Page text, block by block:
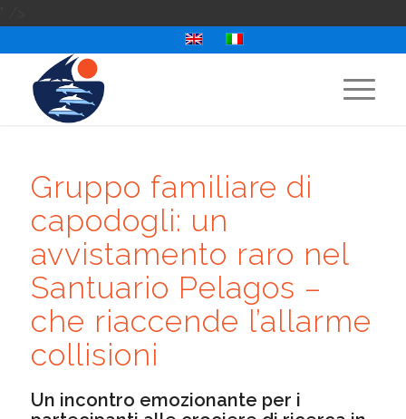
Gruppo familiare di
capodogli: un
avvistamento raro nel
Santuario Pelagos –
che riaccende l’allarme
collisioni
Un incontro emozionante per i